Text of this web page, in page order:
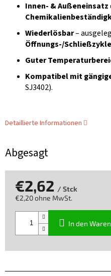
Abgesagt
Innen- & Außeneinsatz
Wiederlösbar–
Öffnungs-/
Guter
Kompatibel mit
SJ3402).
Detaillierte Informationen
€2,62 / Stck
€2,20 ohne MwSt.
In den